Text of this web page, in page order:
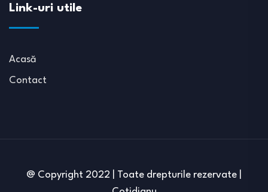
Link-uri utile
Acasă
Contact
@ Copyright 2022 | Toate drepturile rezervate |